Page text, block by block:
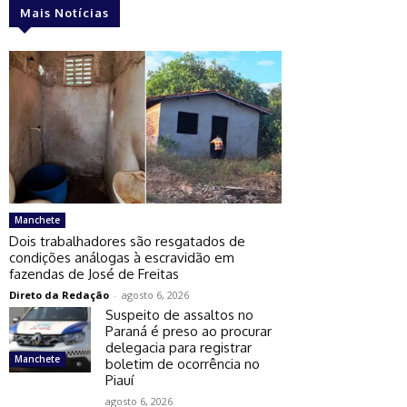
Mais Notícias
Manchete
Dois trabalhadores são resgatados de
condições análogas à escravidão em
fazendas de José de Freitas
Direto da Redação - agosto 6, 2026
Manchete
Suspeito de assaltos no
Paraná é preso ao procurar
delegacia para registrar
boletim de ocorrência no
Piauí
agosto 6, 2026